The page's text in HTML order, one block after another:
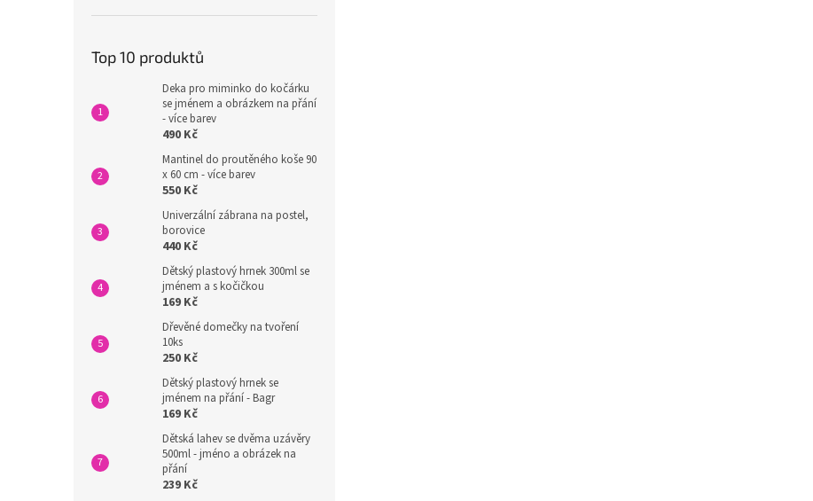
Top 10 produktů
Deka pro miminko do kočárku
se jménem a obrázkem na přání
- více barev
490 Kč
Mantinel do proutěného koše 90
x 60 cm - více barev
550 Kč
Univerzální zábrana na postel,
borovice
440 Kč
Dětský plastový hrnek 300ml se
jménem a s kočičkou
169 Kč
Dřevěné domečky na tvoření
10ks
250 Kč
Dětský plastový hrnek se
jménem na přání - Bagr
169 Kč
Dětská lahev se dvěma uzávěry
500ml - jméno a obrázek na
přání
239 Kč